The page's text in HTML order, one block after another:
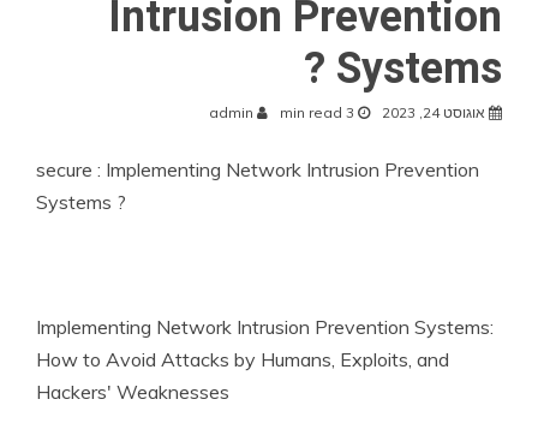
Intrusion Prevention
Systems ?
אוגוסט 24, 2023 3 min read
admin
secure : Implementing Network Intrusion Prevention
Systems ?
Implementing Network Intrusion Prevention Systems:
How to Avoid Attacks by Humans, Exploits, and
Hackers' Weaknesses